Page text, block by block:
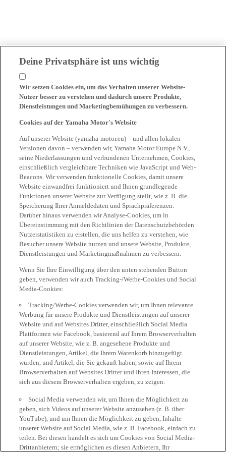
Deine Privatsphäre ist uns wichtig
Wir setzen Cookies ein, um das Verhalten unserer Website-
Nutzer besser zu verstehen und dadurch unsere Produkte,
Dienstleistungen und Marketingbemühungen zu verbessern.
Cookies auf der Yamaha Motor's Website
Auf unserer Website (yamaha-motor.eu) – und allen lokalen
Versionen davon – verwenden wir, Yamaha Motor Europe N.V.,
seine Niederlassungen und verbundenen Unternehmen, Cookies,
einschließlich vergleichbare Techniken wie JavaScript und Web-
Beacons. Wir verwenden funktionelle Cookies, damit unsere
Website einwandfrei funktioniert und Ihnen grundlegende
Funktionen unserer Website zur Verfügung stellt, wie z. B. die
Speicherung Ihrer Anmeldedaten und Sprachpräferenzen.
Darüber hinaus verwenden wir Analyse-Cookies, um in
Übereinstimmung mit den Richtlinien der Datenschutzbehörden
Nutzerstatistiken zu erstellen, die uns helfen zu verstehen, wie
Besucher unsere Website nutzen und unsere Website, Produkte,
Dienstleistungen und Marketingmaßnahmen zu verbessern.
Wenn Sie Ihre Einwilligung über den unten stehenden Button
geben, verwenden wir auch Tracking-/Werbe-Cookies und Social
Media-Cookies:
Tracking/Werbe-Cookies verwenden wir, um Ihnen relevante
Werbung für unsere Produkte und Dienstleistungen auf unserer
Website und auf Websites Dritter, einschließlich Social Media
Plattformen wie Facebook, basierend auf Ihrem Browserverhalten
auf unserer Website, wie z. B. angesehene Produkte und
Dienstleistungen, Artikel, die Ihrem Warenkorb hinzugefügt
wurden, und Artikel, die Sie gekauft haben, sowie auf Ihrem
Browserverhalten auf Websites Dritter und Ihren Interessen, die
sich aus diesem Browserverhalten ergeben, zu zeigen.
Social Media verwenden wir, um Ihnen die Möglichkeit zu
geben, sich Videos auf unserer Website anzusehen (z. B. über
YouTube), und um Ihnen die Möglichkeit zu geben, Inhalte
unserer Website auf Social Media, wie z. B. Facebook, einfach zu
teilen. Bei diesen handelt es sich um Cookies von Social Media-
Drittanbietern; sie ermöglichen es diesen Anbietern, Ihr